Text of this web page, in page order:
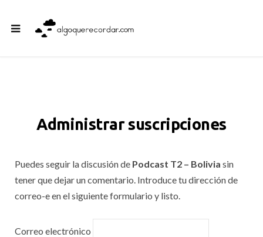
Administrar suscripciones
Puedes seguir la discusión de Podcast T2 – Bolivia sin
tener que dejar un comentario. Introduce tu dirección de
correo-e en el siguiente formulario y listo.
Correo electrónico